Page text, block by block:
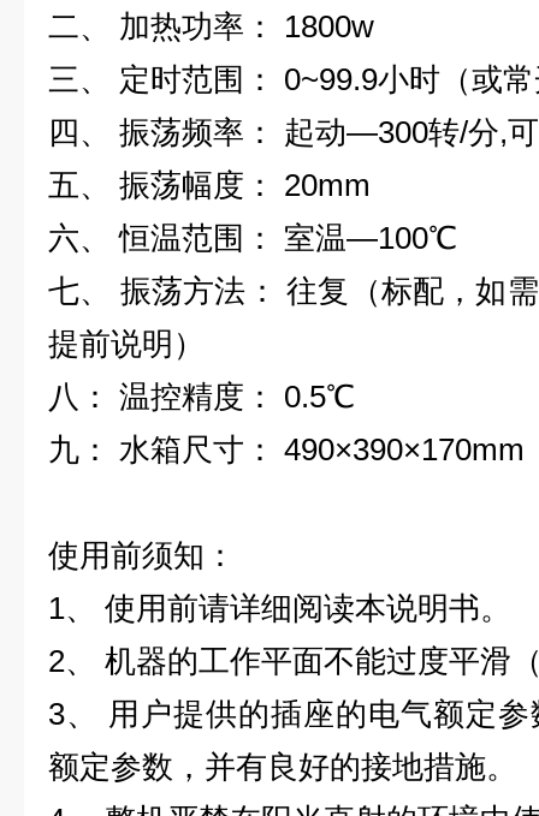
二、 加热功率： 1800w
三、 定时范围： 0~99.9小时（或
四、 振荡频率： 起动—300转/分,
五、 振荡幅度： 20mm
六、 恒温范围： 室温—100℃
七、 振荡方法： 往复（标配，如
提前说明）
八： 温控精度： 0.5℃
九： 水箱尺寸： 490×390×170mm
使用前须知：
1、 使用前请详细阅读本说明书。
2、 机器的工作平面不能过度平滑
3、 用户提供的插座的电气额定
额定参数，并有良好的接地措施。